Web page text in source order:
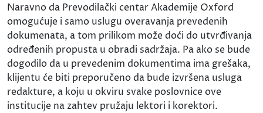
Naravno da Prevodilački centar Akademije Oxford
omogućuje i samo uslugu overavanja prevedenih
dokumenata, a tom prilikom može doći do utvrđivanja
određenih propusta u obradi sadržaja. Pa ako se bude
dogodilo da u prevedenim dokumentima ima grešaka,
klijentu će biti preporučeno da bude izvršena usluga
redakture, a koju u okviru svake poslovnice ove
institucije na zahtev pružaju lektori i korektori.